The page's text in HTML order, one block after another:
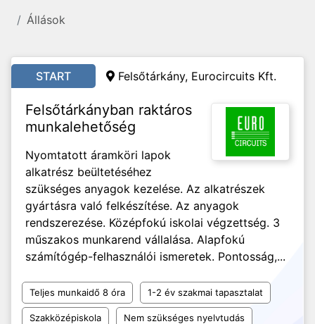
Állások
START Felsőtárkány, Eurocircuits Kft.
Felsőtárkányban raktáros
munkalehetőség
Nyomtatott áramköri lapok
alkatrész beültetéséhez
szükséges anyagok kezelése. Az alkatrészek
gyártásra való felkészítése. Az anyagok
rendszerezése. Középfokú iskolai végzettség. 3
műszakos munkarend vállalása. Alapfokú
számítógép-felhasználói ismeretek. Pontosság,...
Teljes munkaidő 8 óra 1-2 év szakmai tapasztalat
Szakközépiskola Nem szükséges nyelvtudás